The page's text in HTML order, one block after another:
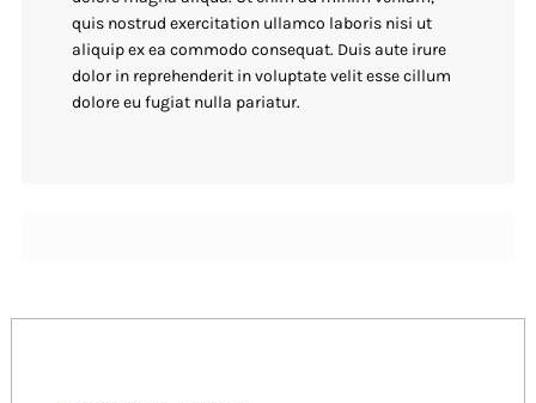
quis nostrud exercitation ullamco laboris nisi ut
aliquip ex ea commodo consequat. Duis aute irure
dolor in reprehenderit in voluptate velit esse cillum
dolore eu fugiat nulla pariatur.